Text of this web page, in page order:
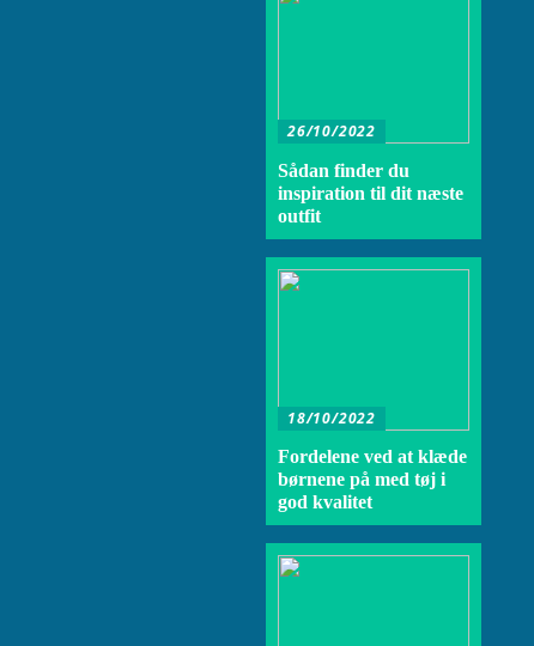
26/10/2022
Sådan finder du
inspiration til dit næste
outfit
18/10/2022
Fordelene ved at klæde
børnene på med tøj i
god kvalitet